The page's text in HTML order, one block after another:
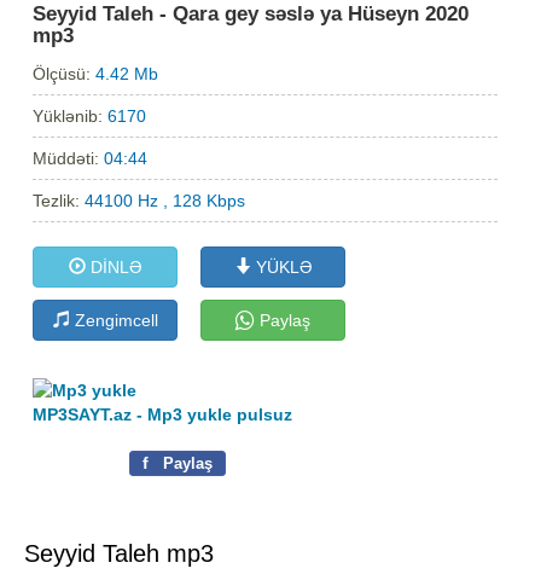
Seyyid Taleh - Qara gey səslə ya Hüseyn 2020
mp3
Ölçüsü:4.42 Mb
Yüklənib:6170
Müddəti:04:44
Tezlik:44100 Hz , 128 Kbps
DİNLƏ YÜKLƏ
Zengimcell Paylaş
MP3SAYT.az - Mp3 yukle pulsuz
f Paylaş
Seyyid Taleh mp3